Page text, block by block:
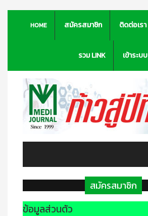
HOME สมัครสมาชิก ติดต่อเรา
รวม LINK เข้าระบบ
สมัครสมาชิก
ข้อมูลส่วนตัว